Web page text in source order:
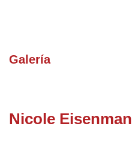
Galería
Nicole Eisenman